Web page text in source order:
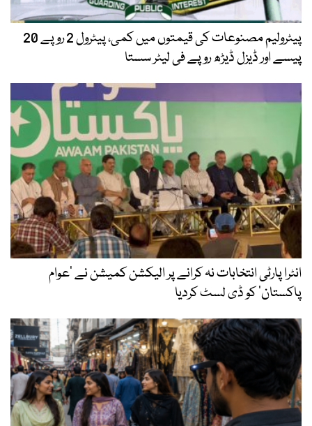
پیٹرولیم مصنوعات کی قیمتوں میں کمی، پیٹرول 2 روپے 20
پیسے اور ڈیزل ڈیڑھ روپے فی لیٹر سستا
انٹرا پارٹی انتخابات نہ کرانے پر الیکشن کمیشن نے ’عوام
پاکستان‘ کو ڈی لسٹ کردیا